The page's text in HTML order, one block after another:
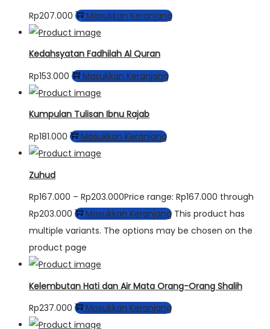
Rp207.000 Masukkan Keranjang
Kedahsyatan Fadhilah Al Quran
Rp153.000 Masukkan Keranjang
Kumpulan Tulisan Ibnu Rajab
Rp181.000 Masukkan Keranjang
Zuhud
Rp167.000 – Rp203.000Price range: Rp167.000 through
Rp203.000
Masukkan Keranjang This product has
multiple variants. The options may be chosen on the
product page
Kelembutan Hati dan Air Mata Orang-Orang Shalih
Rp237.000 Masukkan Keranjang